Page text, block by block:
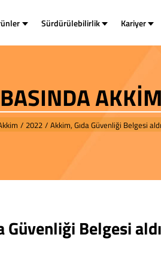
Sürdürülebilirlik Kariyer
BASINDA AKKİM
/ 2022 / Akkim, Gıda Güvenliği Belgesi
Güvenliği Belgesi